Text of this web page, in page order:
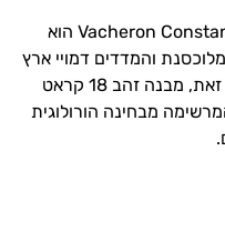
Vacheron Constantin Historiques American 1921 הוא
והמדדים דמויי ארץ
הפלאות שלו הם הזויים וחצופים. עם זאת, מבנה זהב 18 קראט
מבחינה הורולוגית